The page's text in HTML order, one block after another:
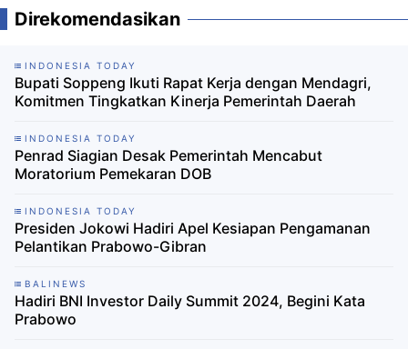
Direkomendasikan
INDONESIA TODAY
Bupati Soppeng Ikuti Rapat Kerja dengan Mendagri,
Komitmen Tingkatkan Kinerja Pemerintah Daerah
INDONESIA TODAY
Penrad Siagian Desak Pemerintah Mencabut
Moratorium Pemekaran DOB
INDONESIA TODAY
Presiden Jokowi Hadiri Apel Kesiapan Pengamanan
Pelantikan Prabowo-Gibran
BALINEWS
Hadiri BNI Investor Daily Summit 2024, Begini Kata
Prabowo